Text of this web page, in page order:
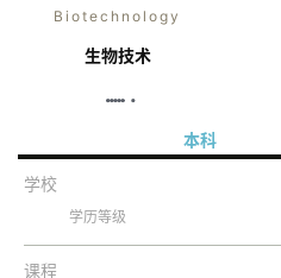
Biotechnology
生物技术
本科
学校
学历等级
课程